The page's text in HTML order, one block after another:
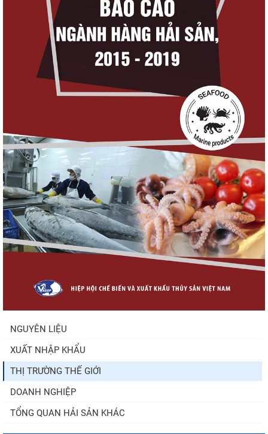
Thuế Mục 301 và bài toán thích ứng của
tôm Việt tại thị...
VASEP chào đón Công ty Cổ phần Thương
Nguồn cung giảm, giá cá rô phi Trung
Quốc tiếp tục tăng
Nhập khẩu tôm của Mỹ phục hồi trong
tháng 5/2026
Trung Quốc tăng mạnh nhập khẩu mực,
NGUYÊN LIỆU
XUẤT NHẬP KHẨU
THỊ TRƯỜNG THẾ GIỚI
DOANH NGHIỆP
TỔNG QUAN HẢI SẢN KHÁC